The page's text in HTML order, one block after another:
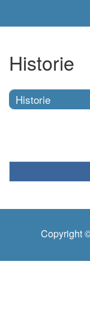
Historie
Historie
Copyright